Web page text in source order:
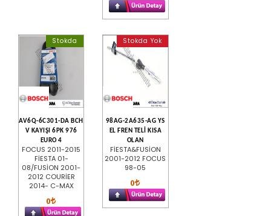
Stokda
AV6Q-6C301-DA BCH
V KAYIŞI 6PK 976
EURO 4
FOCUS 2011-2015
FİESTA 01-
08/FUSİON 2001-
2012 COURİER
2014- C-MAX
0
Stokda Yok
98AG-2A635-AG YS
EL FREN TELİ KISA
OLAN
FİESTA&FUSİON
2001-2012 FOCUS
98-05
0